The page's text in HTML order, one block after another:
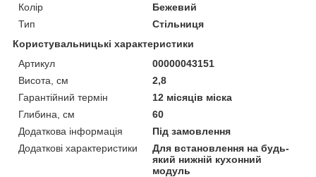
Колір
Бежевий
Тип
Стільниця
Користувальницькі характеристики
Артикул
00000043151
Висота, см
2,8
Гарантійний термін
12 місяців міска
Глибина, см
60
Додаткова інформація
Під замовлення
Додаткові характеристики
Для встановлення на будь-
який нижній кухонний
модуль